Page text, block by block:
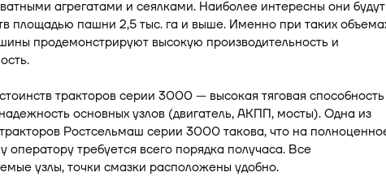
агрегатами и сеялками. Наиболее интересны они будут
площадью пашни 2,5 тыс. га и выше. Именно при таких
продемонстрируют высокую производительность и
тракторов серии 3000 — высокая тяговая способность
основных узлов (двигатель, АКПП, мосты). Одна из
Ростсельмаш серии 3000 такова, что на
оператору требуется всего порядка получаса. Все
узлы, точки смазки расположены удобно.